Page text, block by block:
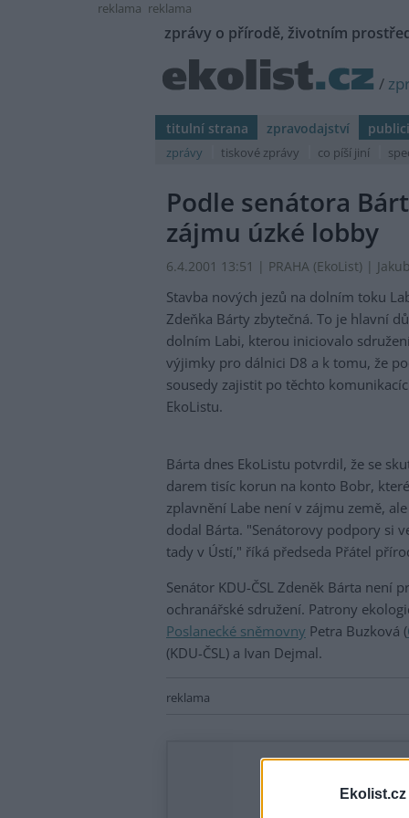
Ekolist.cz
reklama reklama
zprávy o přírodě, životním
/
titulní strana zpravodajství
zprávy tiskové zprávy co píší jiní
Podle senátora
zájmu úzké lobby
6.4.2001 13:51 | PRAHA (EkoList) |
Stavba nových jezů na dolním toku
Zdeňka Bárty zbytečná. To je hlavní
dolním Labi, kterou iniciovalo
výjimky pro dálnici D8 a k tomu, že
sousedy zajistit po těchto
EkoListu.
Bárta dnes EkoListu potvrdil, že se
darem tisíc korun na konto Bobr,
zplavnění Labe není v zájmu země,
dodal Bárta. "Senátorovy podpory si
tady v Ústí," říká předseda Přátel
Senátor KDU-ČSL Zdeněk Bárta
ochranářské sdružení. Patrony
Poslanecké sněmovny Petra Buzková (
(KDU-ČSL) a Ivan Dejmal.
reklama